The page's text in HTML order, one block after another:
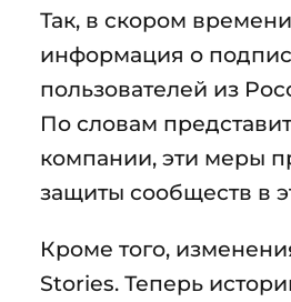
Так, в скором
информация о
пользователей из
По словам
компании, эти меры
защиты сообществ в
Кроме того,
Stories. Теперь